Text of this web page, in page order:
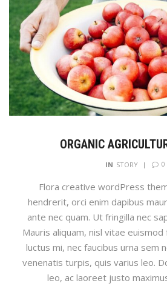
ORGANIC
IN STORY 0
Flora creative wordPress
hendrerit, orci enim dapibus
ante nec quam. Ut fringilla nec
Mauris aliquam, nisl vitae
luctus mi, nec faucibus urna sem
venenatis turpis, quis varius leo.
leo, ac laoreet justo